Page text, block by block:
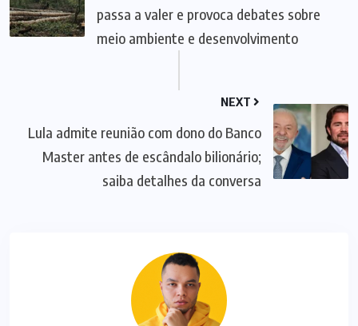
passa a valer e provoca debates sobre
meio ambiente e desenvolvimento
NEXT
Lula admite reunião com dono do Banco
Master antes de escândalo bilionário;
saiba detalhes da conversa